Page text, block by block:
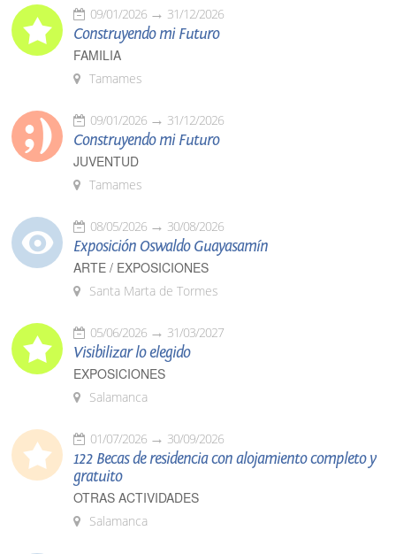
09/01/2026 31/12/2026
Construyendo mi Futuro
FAMILIA
Tamames
09/01/2026 31/12/2026
Construyendo mi Futuro
JUVENTUD
Tamames
08/05/2026 30/08/2026
Exposición Oswaldo Guayasamín
ARTE / EXPOSICIONES
Santa Marta de Tormes
05/06/2026 31/03/2027
Visibilizar lo elegido
EXPOSICIONES
Salamanca
01/07/2026 30/09/2026
122 Becas de residencia con alojamiento completo y
gratuito
OTRAS ACTIVIDADES
Salamanca